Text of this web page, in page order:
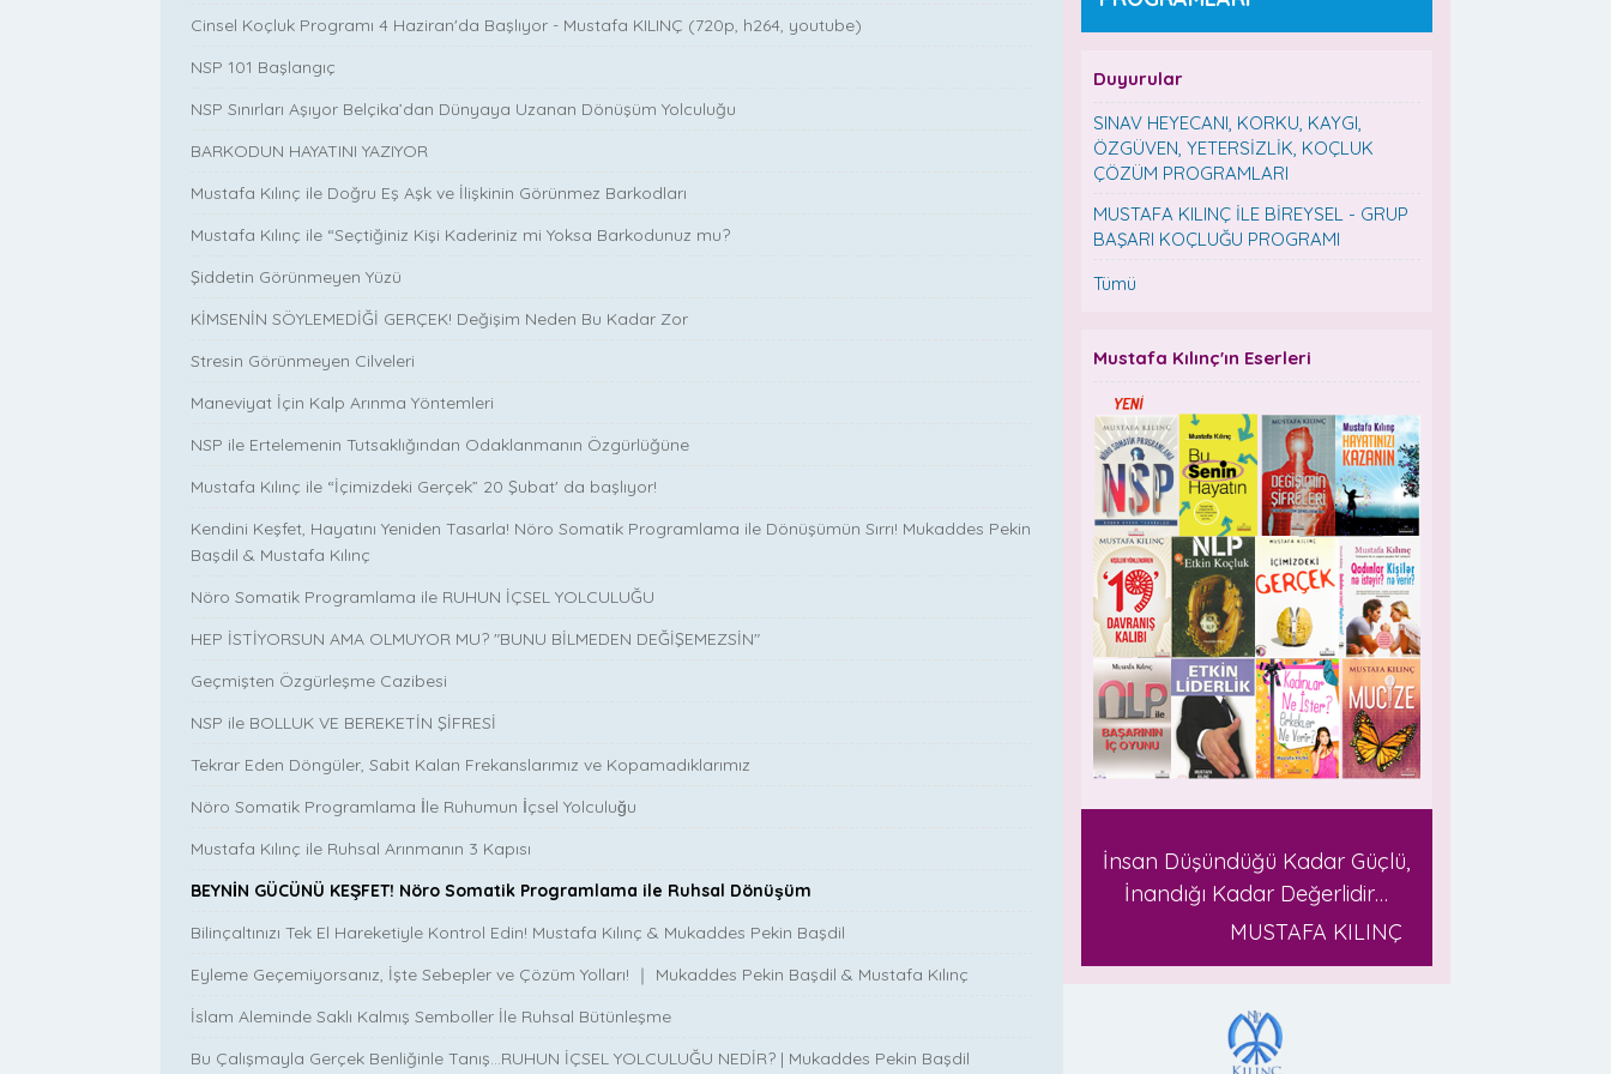
Cinsel Koçluk Programı 4 Haziran'da Başlıyor - Mustafa KILINÇ (720p, h264, youtube)
NSP 101 Başlangıç
NSP Sınırları Aşıyor Belçika’dan Dünyaya Uzanan Dönüşüm Yolculuğu
BARKODUN HAYATINI YAZIYOR
Mustafa Kılınç ile Doğru Eş Aşk ve İlişkinin Görünmez Barkodları
Mustafa Kılınç ile “Seçtiğiniz Kişi Kaderiniz mi Yoksa Barkodunuz mu?
Şiddetin Görünmeyen Yüzü
KİMSENİN SÖYLEMEDİĞİ GERÇEK! Değişim Neden Bu Kadar Zor
Stresin Görünmeyen Cilveleri
Maneviyat İçin Kalp Arınma Yöntemleri
NSP ile Ertelemenin Tutsaklığından Odaklanmanın Özgürlüğüne
Mustafa Kılınç ile “İçimizdeki Gerçek” 20 Şubat' da başlıyor!
Kendini Keşfet, Hayatını Yeniden Tasarla! Nöro Somatik Programlama ile Dönüşümün Sırrı! Mukaddes Pekin
Başdil & Mustafa Kılınç
Nöro Somatik Programlama ile RUHUN İÇSEL YOLCULUĞU
HEP İSTİYORSUN AMA OLMUYOR MU? "BUNU BİLMEDEN DEĞİŞEMEZSİN"
Geçmişten Özgürleşme Cazibesi
NSP ile BOLLUK VE BEREKETİN ŞİFRESİ
Tekrar Eden Döngüler, Sabit Kalan Frekanslarımız ve Kopamadıklarımız
Nöro Somatik Programlama İle Ruhumun İçsel Yolculuğu
Mustafa Kılınç ile Ruhsal Arınmanın 3 Kapısı
BEYNİN GÜCÜNÜ KEŞFET! Nöro Somatik Programlama ile Ruhsal Dönüşüm
Bilinçaltınızı Tek El Hareketiyle Kontrol Edin! Mustafa Kılınç & Mukaddes Pekin Başdil
Eyleme Geçemiyorsanız, İşte Sebepler ve Çözüm Yolları! ｜ Mukaddes Pekin Başdil & Mustafa Kılınç
İslam Aleminde Saklı Kalmış Semboller İle Ruhsal Bütünleşme
Bu Çalışmayla Gerçek Benliğinle Tanış...RUHUN İÇSEL YOLCULUĞU NEDİR? | Mukaddes Pekin Başdil
Duyurular
SINAV HEYECANI, KORKU, KAYGI,
ÖZGÜVEN, YETERSİZLİK, KOÇLUK
ÇÖZÜM PROGRAMLARI
MUSTAFA KILINÇ İLE BİREYSEL - GRUP
BAŞARI KOÇLUĞU PROGRAMI
Tümü
Mustafa Kılınç'ın Eserleri
İnsan Düşündüğü Kadar Güçlü,
İnandığı Kadar Değerlidir…
MUSTAFA KILINÇ